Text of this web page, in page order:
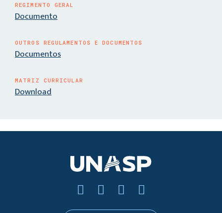
REGIMENTO GERAL
Documento
OUTROS REGULAMENTOS E DOCUMENTOS
Documentos
MATRIZ CURRICULAR
Download